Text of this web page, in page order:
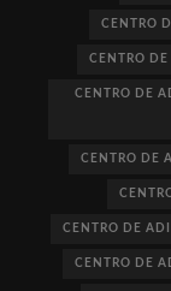
CENTRO
CENTRO
CENTRO DE
CENTRO DE
CENTRO DE
CENTRO DE